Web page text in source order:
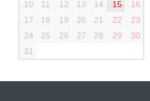
10
11 12 13 14 15
16
17
18 19 20 21 22
23
24
25 26 27 28 29
30
31